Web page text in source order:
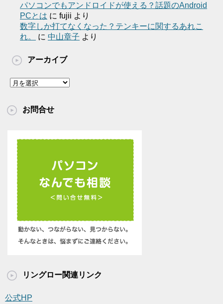
パソコンでもアンドロイドが使える？話題のAndroid
PCとは に fujii より
数字しか打てなくなった？テンキーに関するあれこ
れ。
に 中山章子 より
アーカイブ
ア
イ
お問合せ
リングロー関連リンク
公式HP